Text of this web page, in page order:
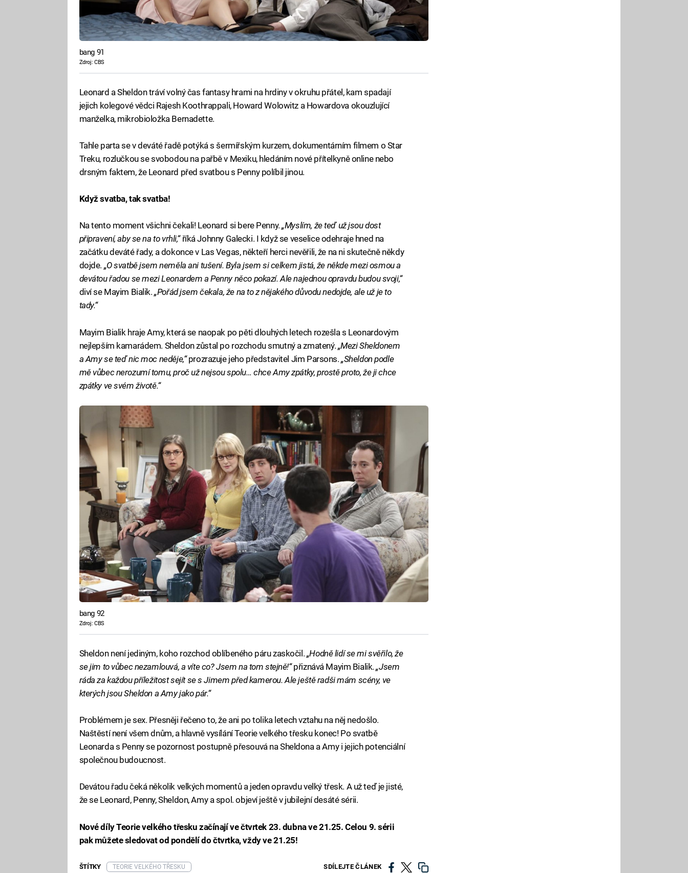
bang 91
Zdroj: CBS
Leonard a Sheldon tráví volný čas fantasy hrami na hrdiny v okruhu přátel, kam spadají
jejich kolegové vědci Rajesh Koothrappali, Howard Wolowitz a Howardova okouzlující
manželka, mikrobioložka Bernadette.
Tahle parta se v deváté řadě potýká s šermířským kurzem, dokumentárním filmem o Star
Treku, rozlučkou se svobodou na pařbě v Mexiku, hledáním nové přítelkyně online nebo
drsným faktem, že Leonard před svatbou s Penny políbil jinou.
Když svatba, tak svatba!
Na tento moment všichni čekali! Leonard si bere Penny.„Myslím, že teď už jsou dost
připravení, aby se na to vrhli,“říká Johnny Galecki. I když se veselice odehraje hned na
začátku deváté řady, a dokonce v Las Vegas, někteří herci nevěřili, že na ni skutečně někdy
dojde. „O svatbě jsem neměla ani tušení. Byla jsem si celkem jistá, že někde mezi osmou a
devátou řadou se mezi Leonardem a Penny něco pokazí. Ale najednou opravdu budou svoji,“
diví se Mayim Bialik.„Pořád jsem čekala, že na to z nějakého důvodu nedojde, ale už je to
tady.“
Mayim Bialik hraje Amy, která se naopak po pěti dlouhých letech rozešla s Leonardovým
nejlepším kamarádem. Sheldon zůstal po rozchodu smutný a zmatený. „Mezi Sheldonem
a Amy se teď nic moc neděje,“prozrazuje jeho představitel Jim Parsons. „Sheldon podle
mě vůbec nerozumí tomu, proč už nejsou spolu… chce Amy zpátky, prostě proto, že ji chce
zpátky ve svém životě.“
bang 92
Zdroj: CBS
Sheldon není jediným, koho rozchod oblíbeného páru zaskočil. „Hodně lidí se mi svěřilo, že
se jim to vůbec nezamlouvá, a víte co? Jsem na tom stejně!“přiznává Mayim Bialik.„Jsem
ráda za každou příležitost sejít se s Jimem před kamerou. Ale ještě radši mám scény, ve
kterých jsou Sheldon a Amy jako pár.“
Problémem je sex. Přesněji řečeno to, že ani po tolika letech vztahu na něj nedošlo.
Naštěstí není všem dnům, a hlavně vysílání Teorie velkého třesku konec! Po svatbě
Leonarda s Penny se pozornost postupně přesouvá na Sheldona a Amy i jejich potenciální
společnou budoucnost.
Devátou řadu čeká několik velkých momentů a jeden opravdu velký třesk. A už teď je jisté,
že se Leonard, Penny, Sheldon, Amy a spol. objeví ještě v jubilejní desáté sérii.
Nové díly Teorie velkého třesku začínají ve čtvrtek 23. dubna ve 21.25. Celou 9. sérii
pak můžete sledovat od pondělí do čtvrtka, vždy ve 21.25!
SDÍLEJTE ČLÁNEK
ŠTÍTKY TEORIE VELKÉHO TŘESKU